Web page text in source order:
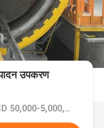
उपकरण
मूल्य：USD 50,000-5,000,000